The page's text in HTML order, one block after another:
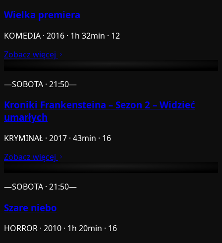
Wielka premiera
KOMEDIA · 2016 · 1h 32min · 12
Zobacz więcej
—SOBOTA · 21:50—
Kroniki Frankensteina – Sezon 2 – Widzieć
umarłych
KRYMINAŁ · 2017 · 43min · 16
Zobacz więcej
—SOBOTA · 21:50—
Szare niebo
HORROR · 2010 · 1h 20min · 16